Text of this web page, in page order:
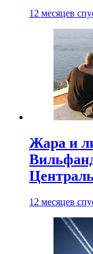
12 месяцев
Жара и
12 месяцев